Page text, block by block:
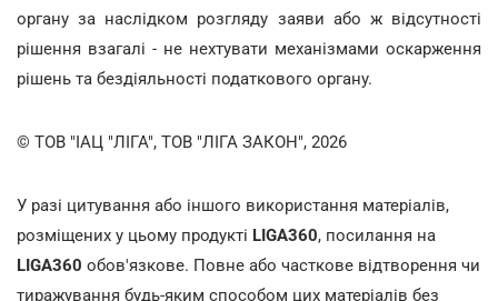
органу за наслідком розгляду заяви або ж відсутності
рішення взагалі - не нехтувати механізмами оскарження
рішень та бездіяльності податкового органу.
© ТОВ "ІАЦ "ЛІГА", ТОВ "ЛІГА ЗАКОН", 2026
У разі цитування або іншого використання матеріалів,
розміщених у цьому продукті LIGA360, посилання на
LIGA360 обов'язкове. Повне або часткове відтворення чи
тиражування будь-яким способом цих матеріалів без